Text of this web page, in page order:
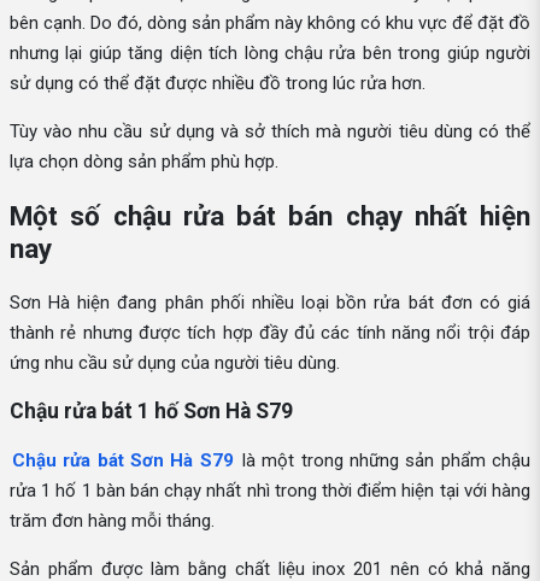
bên cạnh. Do đó, dòng sản phẩm này không có khu vực để đặt đồ
nhưng lại giúp tăng diện tích lòng chậu rửa bên trong giúp người
sử dụng có thể đặt được nhiều đồ trong lúc rửa hơn.
Tùy vào nhu cầu sử dụng và sở thích mà người tiêu dùng có thể
lựa chọn dòng sản phẩm phù hợp.
Một số chậu rửa bát bán chạy nhất hiện
nay
Sơn Hà hiện đang phân phối nhiều loại bồn rửa bát đơn có giá
thành rẻ nhưng được tích hợp đầy đủ các tính năng nổi trội đáp
ứng nhu cầu sử dụng của người tiêu dùng.
Chậu rửa bát 1 hố Sơn Hà S79
Chậu rửa bát Sơn Hà S79 là một trong những sản phẩm chậu
rửa 1 hố 1 bàn bán chạy nhất nhì trong thời điểm hiện tại với hàng
trăm đơn hàng mỗi tháng.
Sản phẩm được làm bằng chất liệu inox 201 nên có khả năng